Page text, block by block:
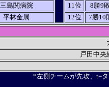
三島関病院 11位
8勝9
平林金属 12位 7勝10
*左側チームが先攻、t=
戸田中央